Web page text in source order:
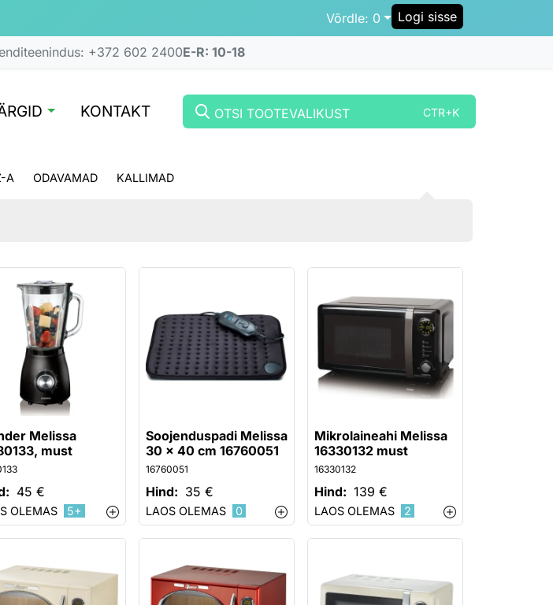
Võrdle: 0 Logi sisse
+372 602 2400E-R: 10-18
KONTAKT OTSI TOOTEVALIKUST CTR+K
A ODAVAMAD KALLIMAD
Melissa
must
45 €
OLEMAS 5+
Soojenduspadi Melissa
30 x 40 cm 16760051
16760051
Hind: 35 €
LAOS OLEMAS 0
Mikrolaineahi Melissa
16330132 must
16330132
Hind: 139 €
LAOS OLEMAS 2